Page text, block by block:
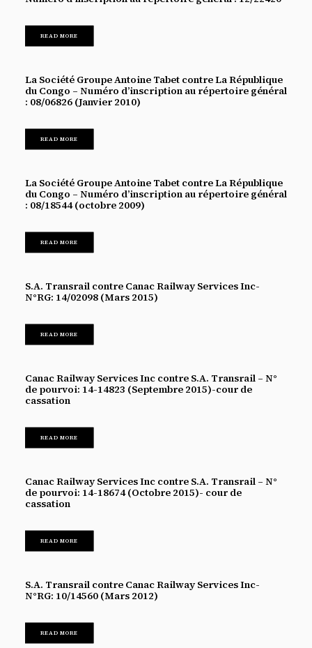
READ MORE
La Société Groupe Antoine Tabet contre La République
du Congo – Numéro d’inscription au répertoire général
: 08/06826 (Janvier 2010)
READ MORE
La Société Groupe Antoine Tabet contre La République
du Congo – Numéro d’inscription au répertoire général
: 08/18544 (octobre 2009)
READ MORE
S.A. Transrail contre Canac Railway Services Inc-
N°RG: 14/02098 (Mars 2015)
READ MORE
Canac Railway Services Inc contre S.A. Transrail – N°
de pourvoi: 14-14823 (Septembre 2015)-cour de
cassation
READ MORE
Canac Railway Services Inc contre S.A. Transrail – N°
de pourvoi: 14-18674 (Octobre 2015)- cour de
cassation
READ MORE
S.A. Transrail contre Canac Railway Services Inc-
N°RG: 10/14560 (Mars 2012)
READ MORE